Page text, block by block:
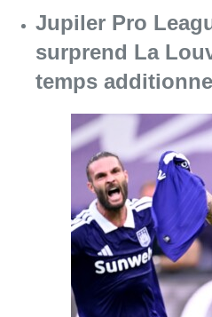
Jupiler Pro
surprend La
temps